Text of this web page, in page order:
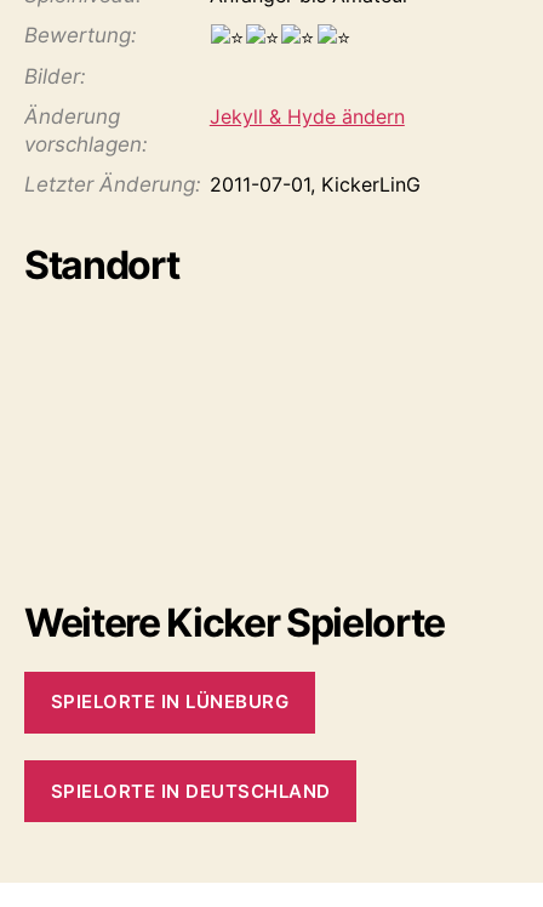
Bewertung:
Bilder:
Änderung
vorschlagen:
Jekyll & Hyde ändern
Letzter Änderung: 2011-07-01, KickerLinG
Standort
Weitere Kicker Spielorte
SPIELORTE IN LÜNEBURG
SPIELORTE IN DEUTSCHLAND